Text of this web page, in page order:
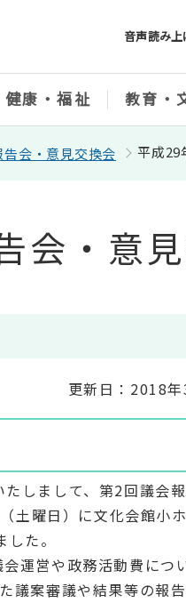
音声読み
健康・福祉 教育・
告会・意見交換会 平成29
会・意
更新日：2018
しまして、第2回議会
土曜日）に文化会館小
た。
運営や政務活動費につ
議案審議や結果等の報